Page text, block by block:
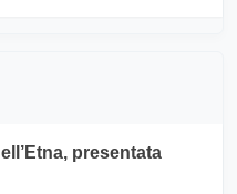
presentata